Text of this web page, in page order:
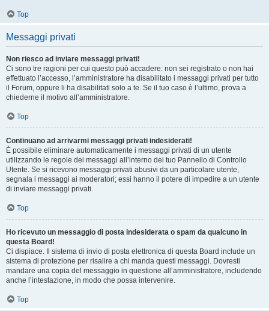
Top
Messaggi privati
Non riesco ad inviare messaggi privati!
Ci sono tre ragioni per cui questo può accadere: non sei registrato o non hai
effettuato l’accesso, l’amministratore ha disabilitato i messaggi privati per tutto
il Forum, oppure li ha disabilitati solo a te. Se il tuo caso è l’ultimo, prova a
chiederne il motivo all’amministratore.
Top
Continuano ad arrivarmi messaggi privati indesiderati!
È possibile eliminare automaticamente i messaggi privati ​​di un utente
utilizzando le regole dei messaggi all’interno del tuo Pannello di Controllo
Utente. Se si ricevono messaggi privati ​​abusivi da un particolare utente,
segnala i messaggi ai moderatori; essi hanno il potere di impedire a un utente
di inviare messaggi privati​​.
Top
Ho ricevuto un messaggio di posta indesiderata o spam da qualcuno in
questa Board!
Ci dispiace. Il sistema di invio di posta elettronica di questa Board include un
sistema di protezione per risalire a chi manda questi messaggi. Dovresti
mandare una copia del messaggio in questione all’amministratore, includendo
anche l’intestazione, in modo che possa intervenire.
Top